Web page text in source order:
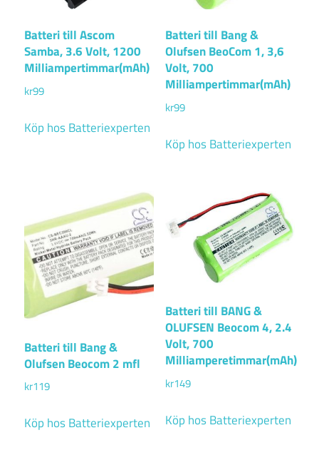
Batteri till Ascom
Samba, 3.6 Volt, 1200
Milliampertimmar(mAh)
kr99
Köp hos Batteriexperten
Batteri till Bang &
Olufsen BeoCom 1, 3,6
Volt, 700
Milliampertimmar(mAh)
kr99
Köp hos Batteriexperten
Batteri till Bang &
Olufsen Beocom 2 mfl
kr119
Köp hos Batteriexperten
Batteri till BANG &
OLUFSEN Beocom 4, 2.4
Volt, 700
Milliamperetimmar(mAh)
kr149
Köp hos Batteriexperten